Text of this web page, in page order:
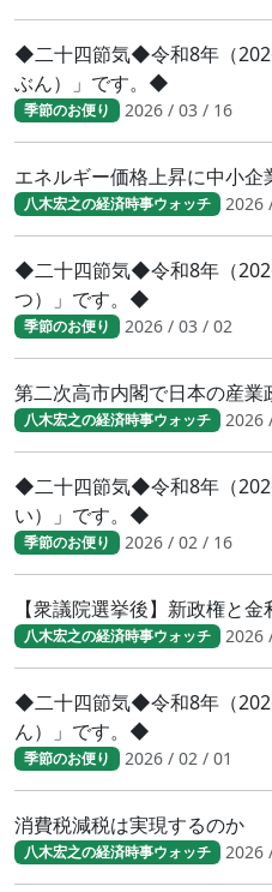
◆二十四節気◆令和8年（
ぶん）」です。◆
季節のお便り 2026 / 03 / 16
エネルギー価格上昇に中小
八木宏之の経済時事ウォッチ 2026
◆二十四節気◆令和8年（
つ）」です。◆
季節のお便り 2026 / 03 / 02
第二次高市内閣で日本の産
八木宏之の経済時事ウォッチ 2026
◆二十四節気◆令和8年（
い）」です。◆
季節のお便り 2026 / 02 / 16
【衆議院選挙後】新政権と
八木宏之の経済時事ウォッチ 2026
◆二十四節気◆令和8年（
ん）」です。◆
季節のお便り 2026 / 02 / 01
消費税減税は実現するのか
八木宏之の経済時事ウォッチ 2026